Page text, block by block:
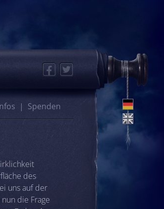
Facebook
Twitter
Spenden
des
uns auf der
die Frage